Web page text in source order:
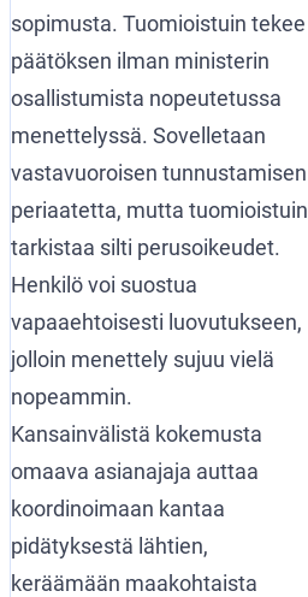
sopimusta. Tuomioistuin tekee
päätöksen ilman ministerin
osallistumista nopeutetussa
menettelyssä. Sovelletaan
vastavuoroisen tunnustamisen
periaatetta, mutta tuomioistuin
tarkistaa silti perusoikeudet.
Henkilö voi suostua
vapaaehtoisesti luovutukseen,
jolloin menettely sujuu vielä
nopeammin.
Kansainvälistä kokemusta
omaava asianajaja auttaa
koordinoimaan kantaa
pidätyksestä lähtien,
keräämään maakohtaista